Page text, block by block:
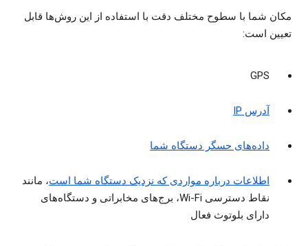
مکان شما با سطوح مختلف دقت با استفاده از این روش‌ها قابل
تعیین است:
GPS
آدرس IP
داده‌های حسگر دستگاه شما
اطلاعات درباره مواردی که نزدیک دستگاه شما است، مانند
نقاط دسترسی Wi-Fi، برج‌های مخابراتی و دستگاه‌های
دارای بلوتوث فعال